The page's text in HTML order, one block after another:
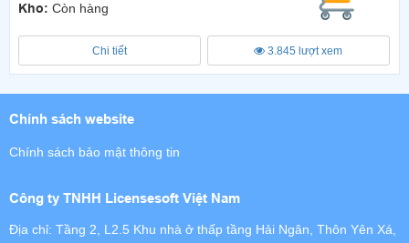
Kho: Còn hàng
Chi tiết 3.845 lượt xem
Công ty TNHH Licensesoft Việt Nam
Địa chỉ: Tầng 2, L2.5 Khu nhà ở thấp tầng Hải Ngân, Thôn Yên Xá,
Chính sách website
Chính sách bảo mật thông tin